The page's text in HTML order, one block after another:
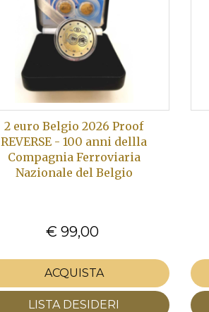
2 euro Belgio 2026 Proof
REVERSE - 100 anni dellla
Compagnia Ferroviaria
Nazionale del Belgio
€ 99,00
ACQUISTA
LISTA DESIDERI